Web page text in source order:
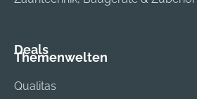
Deals
Themenwelten
Qualitas